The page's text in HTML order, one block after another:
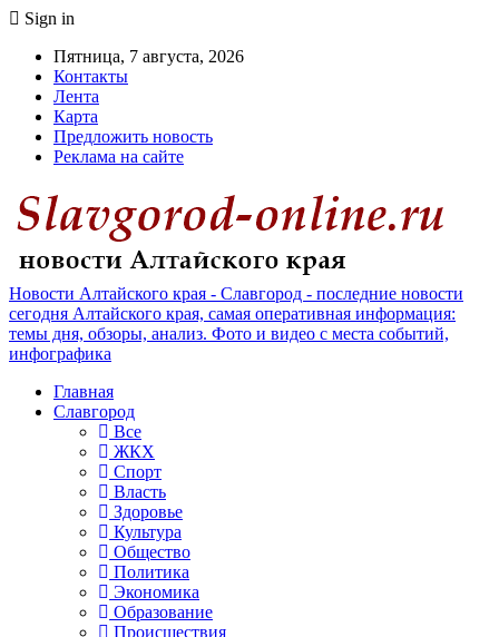
Sign in
Пятница, 7 августа, 2026
Контакты
Лента
Карта
Предложить новость
Реклама на сайте
Новости Алтайского края - Славгород - последние новости
сегодня Алтайского края, самая оперативная информация:
темы дня, обзоры, анализ. Фото и видео с места событий,
инфографика
Главная
Славгород
Все
ЖКХ
Спорт
Власть
Здоровье
Культура
Общество
Политика
Экономика
Образование
Происшествия